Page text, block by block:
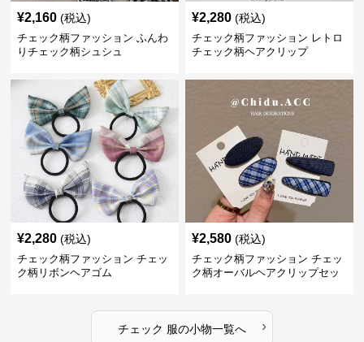
¥2,160 (税込)
チェック柄ファッション ふんわ
りチェック柄シュシュ
¥2,280 (税込)
チェック柄ファッション レトロ
チェック柄ヘアクリップ
¥2,280 (税込)
チェック柄ファッション チェッ
ク柄リボンヘアゴム
¥2,580 (税込)
チェック柄ファッション チェッ
ク柄オーバルヘアクリップセッ
チェック 服の小物一覧へ ›